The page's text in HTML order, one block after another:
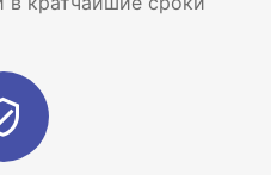
предлагает
купить
цене с доставкой по